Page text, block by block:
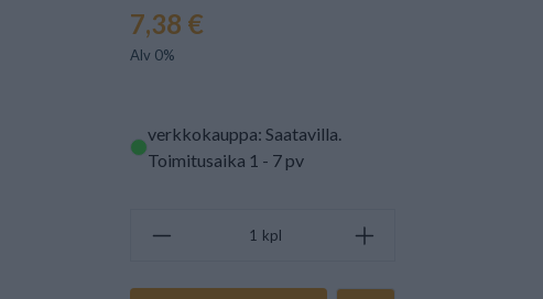
7,38 €
Alv 0%
verkkokauppa: Saatavilla.
Toimitusaika 1 - 7 pv
kpl